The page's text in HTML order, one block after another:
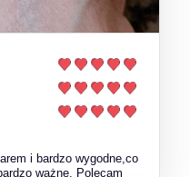
i bardzo wygodne,co
ważne. Polecam